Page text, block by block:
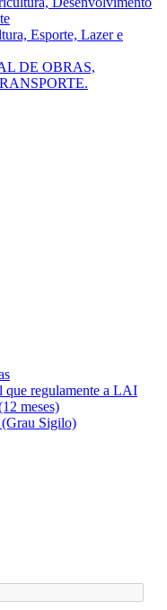
Esporte, Lazer e
DE OBRAS,
que regulamente a LAI
meses)
Sigilo)